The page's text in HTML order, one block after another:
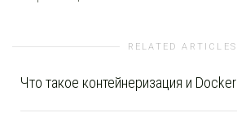
RELATED ARTICLES
Что такое контейнеризация и Docker